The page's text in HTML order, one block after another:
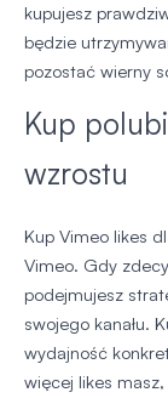
kupujesz
będzie
pozostać wierny
Kup
wzrostu
Kup Vimeo likes
Vimeo. Gdy
podejmujesz
swojego kanału.
wydajność
więcej likes